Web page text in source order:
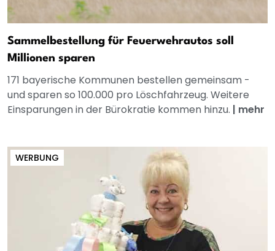
Sammelbestellung für Feuerwehrautos soll
Millionen sparen
171 bayerische Kommunen bestellen gemeinsam -
und sparen so 100.000 pro Löschfahrzeug. Weitere
Einsparungen in der Bürokratie kommen hinzu. | mehr
WERBUNG